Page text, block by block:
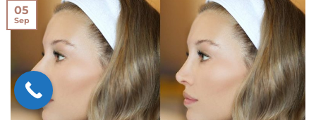
05
Sep